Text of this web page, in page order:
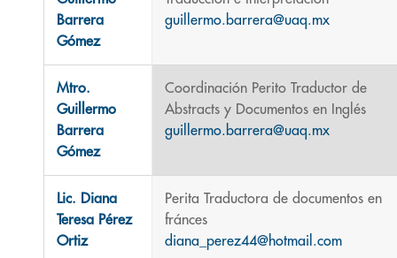
Barrera
Gómez
guillermo.barrera@uaq.mx
Mtro.
Guillermo
Barrera
Gómez
Coordinación Perito Traductor de
Abstracts y Documentos en Inglés
guillermo.barrera@uaq.mx
Lic. Diana
Teresa Pérez
Ortiz
Perita Traductora de documentos en
fránces
diana_perez44@hotmail.com